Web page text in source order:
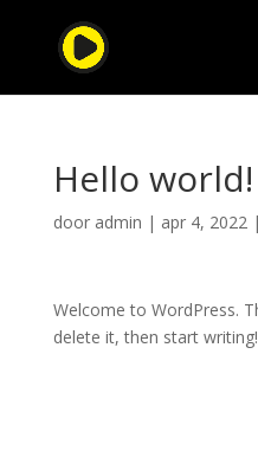
Hello world!
door admin | apr 4, 2022|
Welcome to WordPress.
delete it, then start writing!